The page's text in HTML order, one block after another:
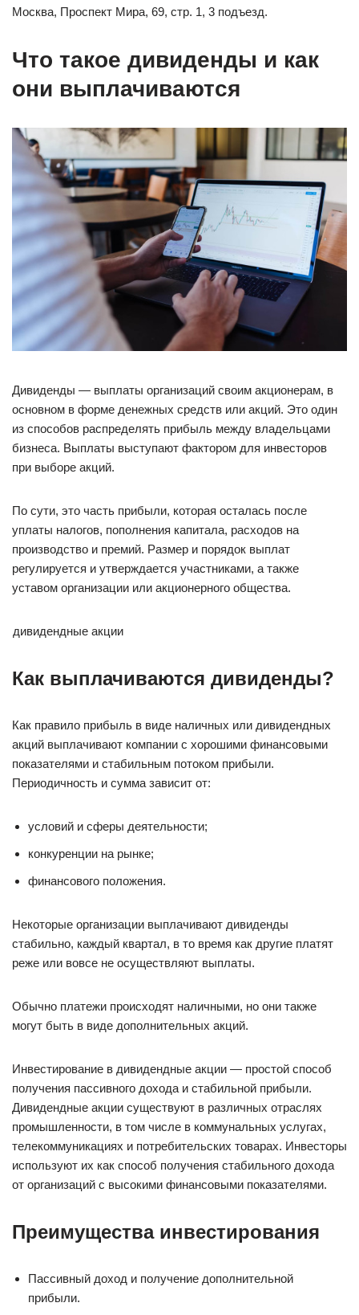
Москва, Проспект Мира, 69, стр. 1, 3 подъезд.
Что такое дивиденды и как
они выплачиваются
Дивиденды — выплаты организаций своим акционерам, в
основном в форме денежных средств или акций. Это один
из способов распределять прибыль между владельцами
бизнеса. Выплаты выступают фактором для инвесторов
при выборе акций.
По сути, это часть прибыли, которая осталась после
уплаты налогов, пополнения капитала, расходов на
производство и премий. Размер и порядок выплат
регулируется и утверждается участниками, а также
уставом организации или акционерного общества.
дивидендные акции
Как выплачиваются дивиденды?
Как правило прибыль в виде наличных или дивидендных
акций выплачивают компании с хорошими финансовыми
показателями и стабильным потоком прибыли.
Периодичность и сумма зависит от:
условий и сферы деятельности;
конкуренции на рынке;
финансового положения.
Некоторые организации выплачивают дивиденды
стабильно, каждый квартал, в то время как другие платят
реже или вовсе не осуществляют выплаты.
Обычно платежи происходят наличными, но они также
могут быть в виде дополнительных акций.
Инвестирование в дивидендные акции — простой способ
получения пассивного дохода и стабильной прибыли.
Дивидендные акции существуют в различных отраслях
промышленности, в том числе в коммунальных услугах,
телекоммуникациях и потребительских товарах. Инвесторы
используют их как способ получения стабильного дохода
от организаций с высокими финансовыми показателями.
Преимущества инвестирования
Пассивный доход и получение дополнительной
прибыли.